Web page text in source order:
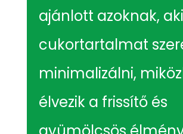
ajánlott azoknak,
cukortartalmat
minimalizálni,
élvezik a frissítő és